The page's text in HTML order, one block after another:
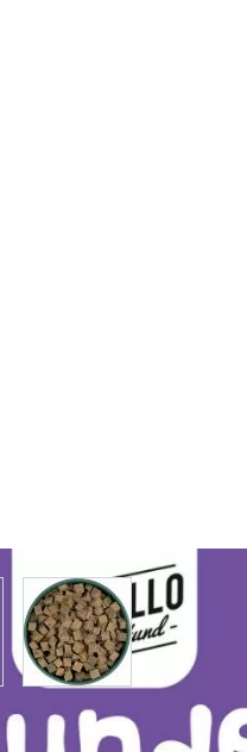
imageView larger image